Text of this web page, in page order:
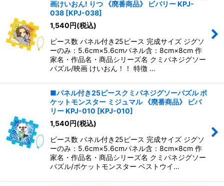
画けいおん! りつ 《廃番商品》 ビバリー KPJ-
038 [KPJ-038]
1,540円(税込)
ピース数 パネル付き25ピース 完成サイズ ジグソ
ーのみ：5.6cm×5.6cmパネル含：8cm×8cm 作
家名・作品名・商品シリーズ名 クミパネジグソー
パズル/映画 けいおん！！ 特徴 …
■パネル付き25ピースクミパネジグソーパズル ポ
ケットモンスター ミジュマル 《廃番商品》 ビバ
リー KPJ-010 [KPJ-010]
1,540円(税込)
ピース数 パネル付き25ピース 完成サイズ ジグソ
ーのみ：5.6cm×5.6cmパネル含：8cm×8cm 作
家名・作品名・商品シリーズ名 クミパネジグソー
パズル/ポケットモンスター ベストウイ…